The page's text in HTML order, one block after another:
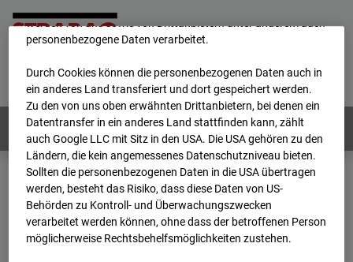
Deutsch / English
Webcams: Alle Länder
Home
Österreich
BC-179 - BV-Meischlgasse Bpl 5B – 96WE - Cam 1
Archiv
2026 07 08 08:45
werden von uns sowie von Drittanbietern unter anderem auch
personenbezogene Daten verarbeitet.
Durch Cookies können die personenbezogenen Daten auch in
ein anderes Land transferiert und dort gespeichert werden.
Zu den von uns oben erwähnten Drittanbietern, bei denen ein
Datentransfer in ein anderes Land stattfinden kann, zählt
auch Google LLC mit Sitz in den USA. Die USA gehören zu den
Ländern, die kein angemessenes Datenschutzniveau bieten.
Sollten die personenbezogenen Daten in die USA übertragen
werden, besteht das Risiko, dass diese Daten von US-
Behörden zu Kontroll- und Überwachungszwecken
verarbeitet werden können, ohne dass der betroffenen Person
möglicherweise Rechtsbehelfsmöglichkeiten zustehen.